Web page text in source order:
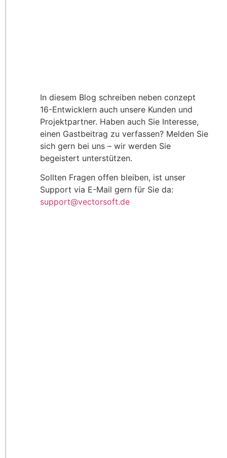
In diesem Blog schreiben neben conzept
16-Entwicklern auch unsere Kunden und
Projektpartner. Haben auch Sie Interesse,
einen Gastbeitrag zu verfassen? Melden Sie
sich gern bei uns – wir werden Sie
begeistert unterstützen.
Sollten Fragen offen bleiben, ist unser
Support via E-Mail gern für Sie da:
support@vectorsoft.de